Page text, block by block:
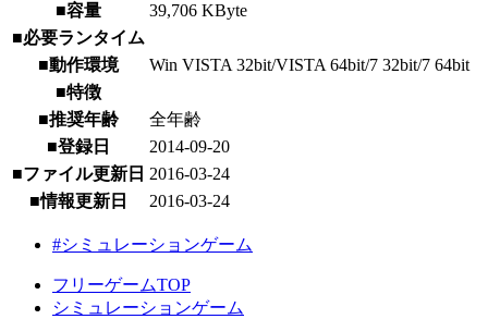
■容量
39,706 KByte
■必要ランタイム
■動作環境
Win VISTA 32bit/VISTA 64bit/7 32bit/7 64bit
■特徴
■推奨年齢
全年齢
■登録日
2014-09-20
■ファイル更新日 2016-03-24
■情報更新日
2016-03-24
#シミュレーションゲーム
フリーゲームTOP
シミュレーションゲーム